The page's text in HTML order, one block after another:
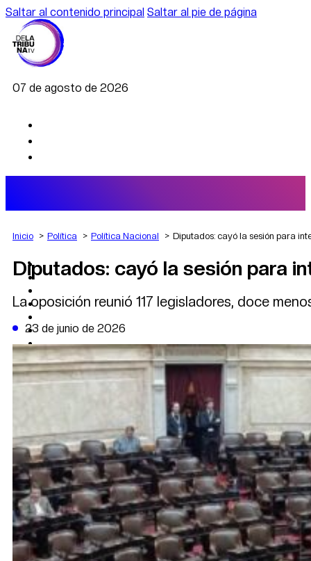
Saltar al contenido principal Saltar al pie de página
07 de agosto de 2026
AGRO
DEPORTES
POLÍTICA
DATA FIRME
DE LA TRIBUNA TV
Inicio Política Política Nacional Diputados: cayó la sesión para
Diputados: cayó la sesión para
La oposición reunió 117 legisladores, doce
23 de junio de 2026